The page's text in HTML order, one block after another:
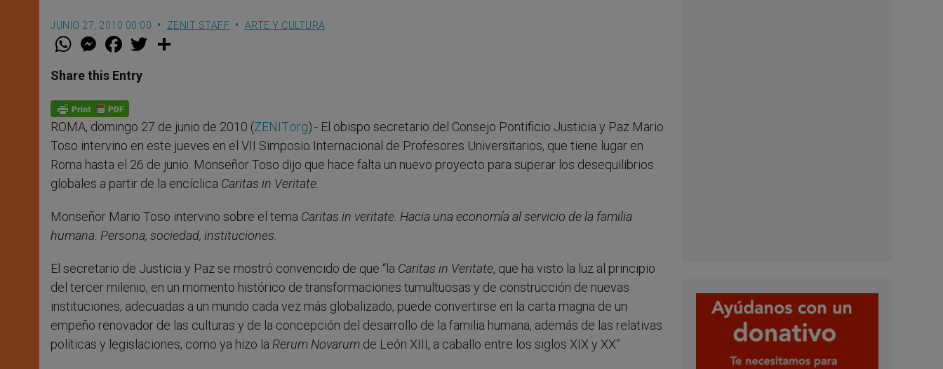
JUNIO 27, 2010 00:00 ZENIT STAFF ARTE Y CULTURA
W
t
s
p
p
M
e
s
e
g
e
r
F
a
e
b
o
k
w
Share this Entry
ROMA, domingo 27 de junio de 2010 (ZENIT.org).- El obispo secretario del Consejo Pontificio Justicia y Paz Mario
Toso intervino en este jueves en el VII Simposio Internacional de Profesores Universitarios, que tiene lugar en
Roma hasta el 26 de junio. Monseñor Toso dijo que hace falta un nuevo proyecto para superar los desequilibrios
globales a partir de la encíclica Caritas in Veritate.
Monseñor Mario Toso intervino sobre el tema Caritas in veritate. Hacia una economía al servicio de la familia
humana. Persona, sociedad, instituciones.
El secretario de Justicia y Paz se mostró convencido de que “la Caritas in Veritate, que ha visto la luz al principio
del tercer milenio, en un momento histórico de transformaciones tumultuosas y de construcción de nuevas
instituciones, adecuadas a un mundo cada vez más globalizado, puede convertirse en la carta magna de un
empeño renovador de las culturas y de la concepción del desarrollo de la familia humana, además de las relativas
políticas y legislaciones, como ya hizo la Rerum Novarum de León XIII, a caballo entre los siglos XIX y XX”.